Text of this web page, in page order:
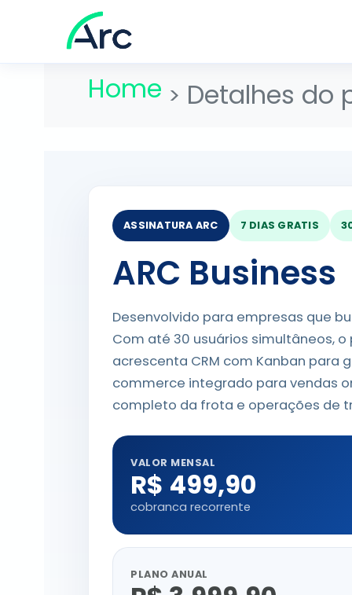
Home Detalhes do
ASSINATURA ARC 7 DIAS GRATIS
ARC Business
Desenvolvido para empresas que
Com até 30 usuários simultâneos,
acrescenta CRM com Kanban para
commerce integrado para vendas
completo da frota e operações de
VALOR MENSAL
R$ 499,90
cobranca recorrente
PLANO ANUAL